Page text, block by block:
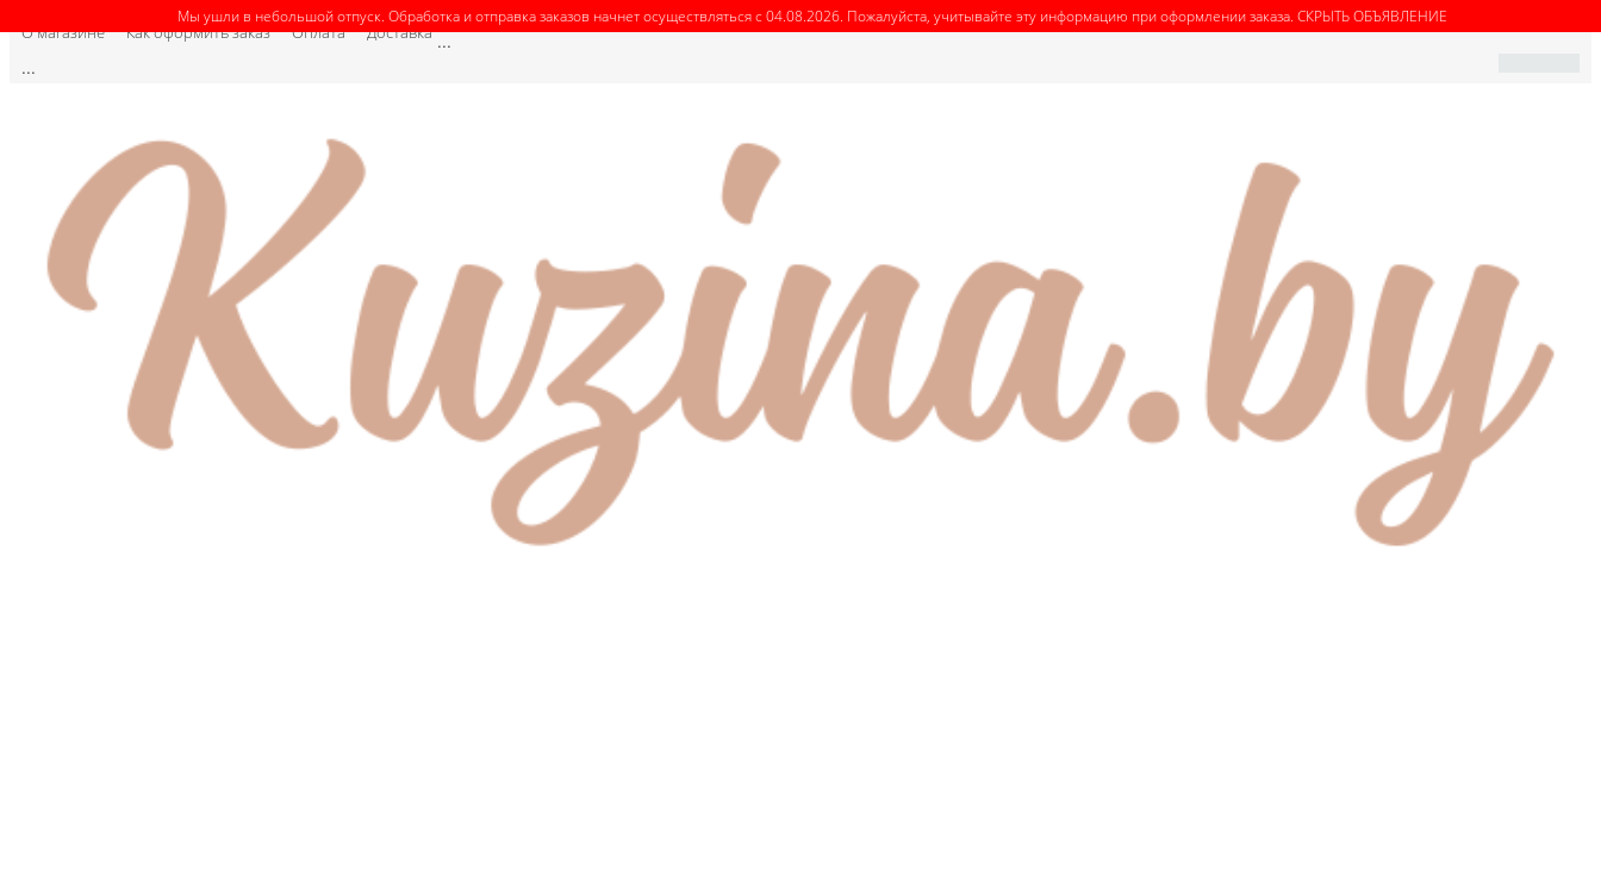
О магазине Как оформить заказ Оплата Доставка ...
...
Мы ушли в небольшой отпуск. Обработка и отправка заказов начнет осуществляться с 04.08.2026. Пожалуйста, учитывайте эту информацию при оформлении заказа. СКРЫТЬ ОБЪЯВЛЕНИЕ